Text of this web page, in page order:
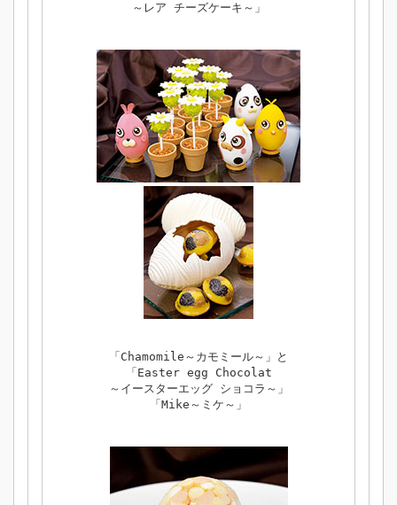
～レア チーズケーキ～」
「Chamomile～カモミール～」と
「Easter egg Chocolat
～イースターエッグ ショコラ～」
「Mike～ミケ～」